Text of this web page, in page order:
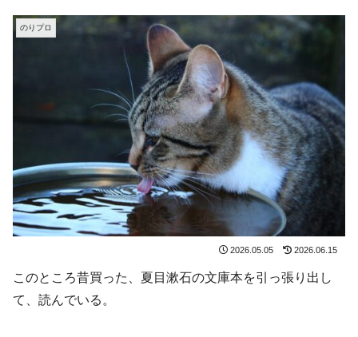
のりプロ
2026.05.05 2026.06.15
このところ昔買った、夏目漱石の文庫本を引っ張り出し
て、読んでいる。